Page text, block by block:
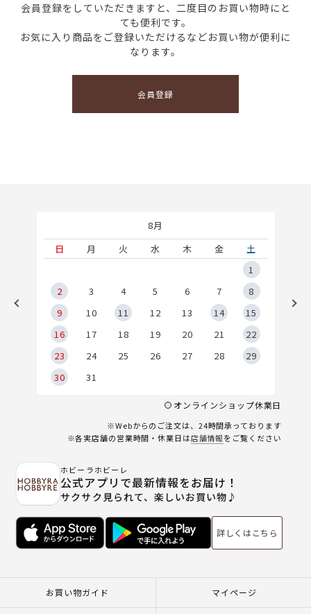
会員登録をしていただきますと、二度目のお買い物時にと
ても便利です。
お気に入り商品をご登録いただけるなどお買い物が便利に
なります。
会員登録
8月
日
月 火 水 木 金
土
1
2
3 4 5 6 7
8
9
10 11 12 13 14
15
16
17 18 19 20 21
22
23
24 25 26 27 28
29
30
31
オンラインショップ休業日
※Webからのご注文は、24時間承っております
※各実店舗の営業時間・休業日は店舗情報をご覧ください
ホビーラホビーレ
公式アプリで最新情報をお届け！
サクサク見られて、楽しいお買い物♪
詳しくはこちら
お買い物ガイド マイページ